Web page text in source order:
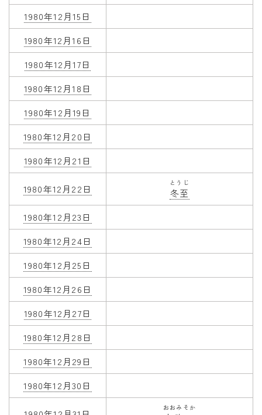
1980年12月15日
1980年12月16日
1980年12月17日
1980年12月18日
1980年12月19日
1980年12月20日
1980年12月21日
1980年12月22日 冬至
とうじ
1980年12月23日
1980年12月24日
1980年12月25日
1980年12月26日
1980年12月27日
1980年12月28日
1980年12月29日
1980年12月30日
おおみそか